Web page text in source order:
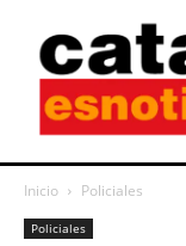
Inicio Policiales
Policiales